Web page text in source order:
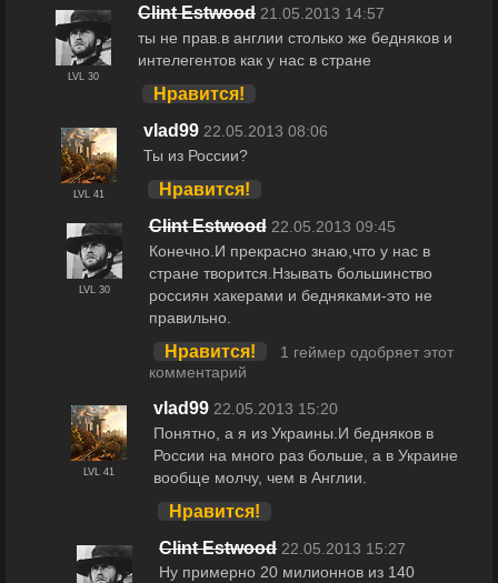
LVL 30
Clint Estwood 21.05.2013 14:57
ты не прав.в англии столько же бедняков и
интелегентов как у нас в стране
Нравится!
LVL 41
vlad99 22.05.2013 08:06
Ты из России?
Нравится!
LVL 30
Clint Estwood 22.05.2013 09:45
Конечно.И прекрасно знаю,что у нас в
стране творится.Нзывать большинство
россиян хакерами и бедняками-это не
правильно.
Нравится!
1 геймер одобряет этот
комментарий
LVL 41
vlad99 22.05.2013 15:20
Понятно, а я из Украины.И бедняков в
России на много раз больше, а в Украине
вообще молчу, чем в Англии.
Нравится!
Clint Estwood 22.05.2013 15:27
Ну примерно 20 милионнов из 140